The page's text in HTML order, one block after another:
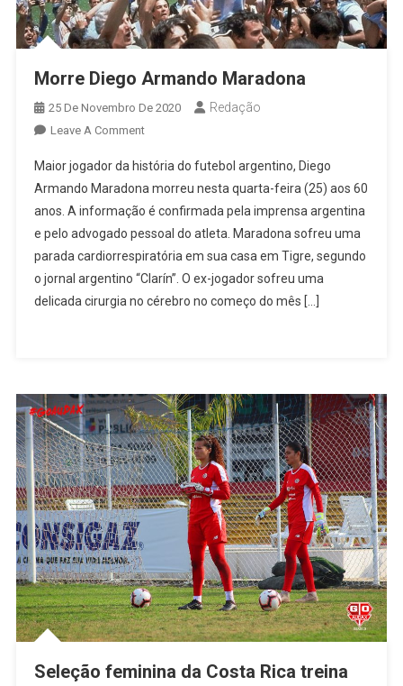
Morre Diego Armando Maradona
25 De Novembro De 2020 Redação
Leave A CommentOn
Diego
Armando
Maradona
Maior jogador da história do futebol argentino, Diego
Armando Maradona morreu nesta quarta-feira (25) aos 60
anos. A informação é confirmada pela imprensa argentina
e pelo advogado pessoal do atleta. Maradona sofreu uma
parada cardiorrespiratória em sua casa em Tigre, segundo
o jornal argentino “Clarín”. O ex-jogador sofreu uma
delicada cirurgia no cérebro no começo do mês […]
Seleção feminina da Costa Rica treina